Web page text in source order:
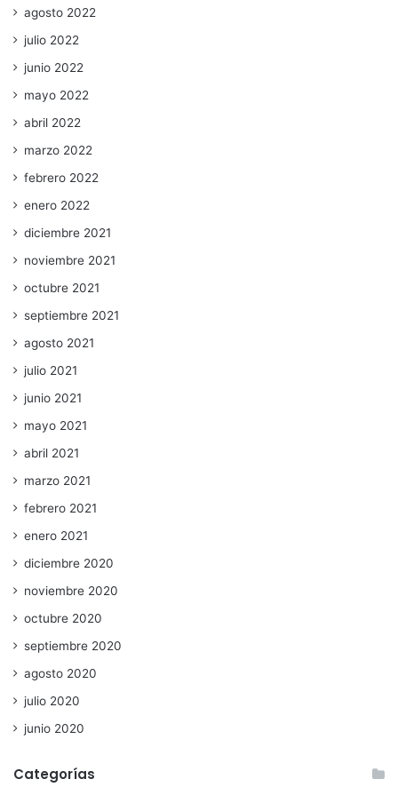
agosto 2022
julio 2022
junio 2022
mayo 2022
abril 2022
marzo 2022
febrero 2022
enero 2022
diciembre 2021
noviembre 2021
octubre 2021
septiembre 2021
agosto 2021
julio 2021
junio 2021
mayo 2021
abril 2021
marzo 2021
febrero 2021
enero 2021
diciembre 2020
noviembre 2020
octubre 2020
septiembre 2020
agosto 2020
julio 2020
junio 2020
Categorías